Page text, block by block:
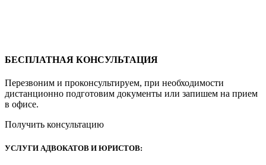
БЕСПЛАТНАЯ КОНСУЛЬТАЦИЯ
Перезвоним и проконсультируем, при необходимости
дистанционно подготовим документы или запишем на прием
в офисе.
Получить консультацию
УСЛУГИ АДВОКАТОВ И ЮРИСТОВ: